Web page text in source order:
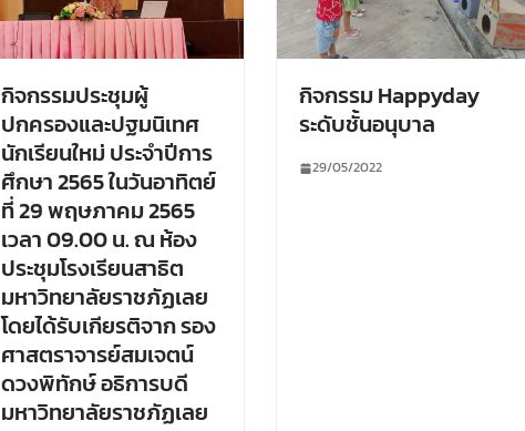
กิจกรรมประชุมผู้
ปกครองและปฐมนิเทศ
นักเรียนใหม่ ประจำปีการ
ศึกษา 2565 ในวันอาทิตย์
ที่ 29 พฤษภาคม 2565
เวลา 09.00 น. ณ ห้อง
ประชุมโรงเรียนสาธิต
มหาวิทยาลัยราชภัฏเลย
โดยได้รับเกียรติจาก รอง
ศาสตราจารย์สมเจตน์
ดวงพิทักษ์ อธิการบดี
มหาวิทยาลัยราชภัฏเลย
กิจกรรม Happyday
ระดับชั้นอนุบาล
29/05/2022